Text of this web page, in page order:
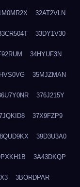
32AT2VLN
33DY1V30
34HYUF3N
35MJZMAN
376J215Y
37X9FZP9
39D3U3A0
3A43DKQP
3BORDPAR